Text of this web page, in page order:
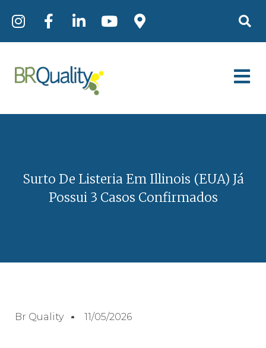
Surto De Listeria Em Illinois (EUA) Já
Possui 3 Casos Confirmados
Br Quality 11/05/2026